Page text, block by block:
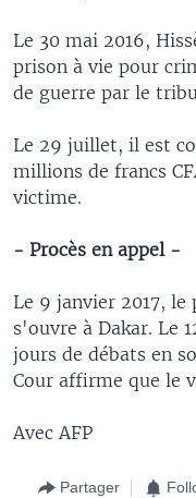
Le 30 mai 2016,
prison à vie pour
de guerre par le
Le 29 juillet, il est
millions de francs
victime.
- Procès en appel -
Le 9 janvier 2017, le
s'ouvre à Dakar. Le
jours de débats en
Cour affirme que le
Avec AFP
Partager